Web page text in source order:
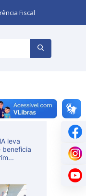
Fiscal
leva
beneficia